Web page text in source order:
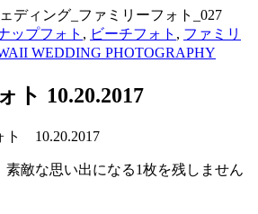
ップフォト , ビーチフォト , ファミリ
WEDDING PHOTOGRAPHY
ト 10.20.2017
ト 10.20.2017
敵な思い出になる1枚を残しません